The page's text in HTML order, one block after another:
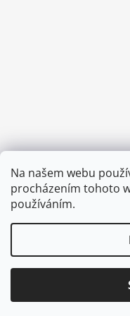
Na našem webu
procházením tohoto
používáním.
Provozní doba:
8.00 - 15.00 hod
Copyright 2026Diva